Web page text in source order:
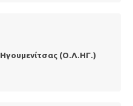
(Ο.Λ.ΗΓ.)